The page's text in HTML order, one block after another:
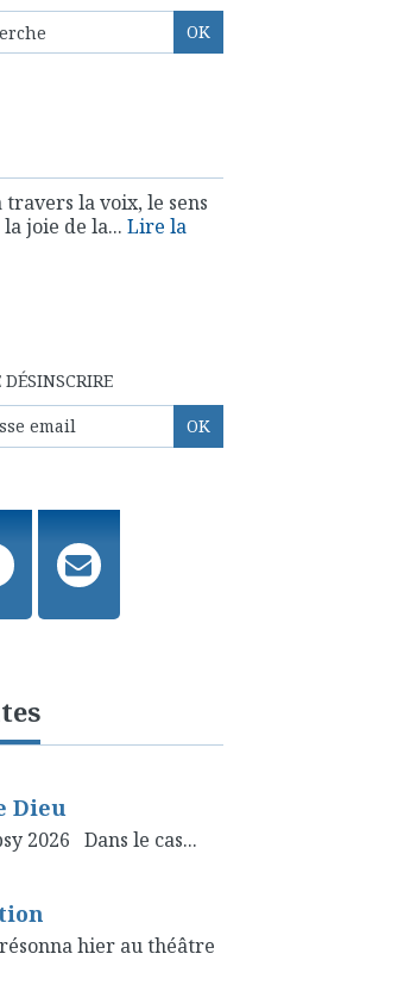
la voix, le sens
joie de la... Lire la
DÉSINSCRIRE
Dieu
2026 Dans le cas...
hier au théâtre